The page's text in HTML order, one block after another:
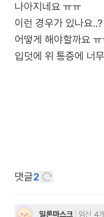
나아지네요 ㅠㅠ
이런 경우가 있나요..?
어떻게 해야할까요
입덧에 위 통증에 너
댓글2
일론마스크 임신 4